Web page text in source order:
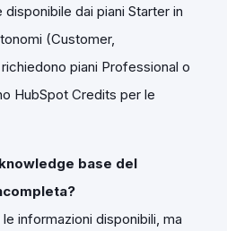
dai piani Starter in
(Customer,
piani Professional o
HubSpot Credits per le
base del
informazioni disponibili, ma